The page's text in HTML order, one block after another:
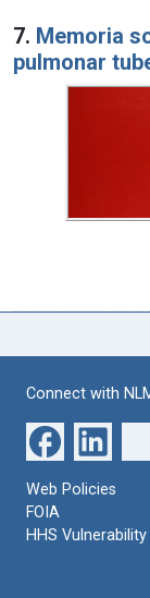
7. Memoria
pulmonar
Connect with
Web Policies
FOIA
HHS